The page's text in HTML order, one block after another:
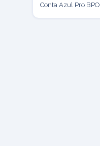
Conta Azul Pro BPO